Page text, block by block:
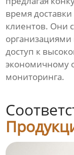
время
клиентов. Они
доступ к
экономичному
мониторинга.